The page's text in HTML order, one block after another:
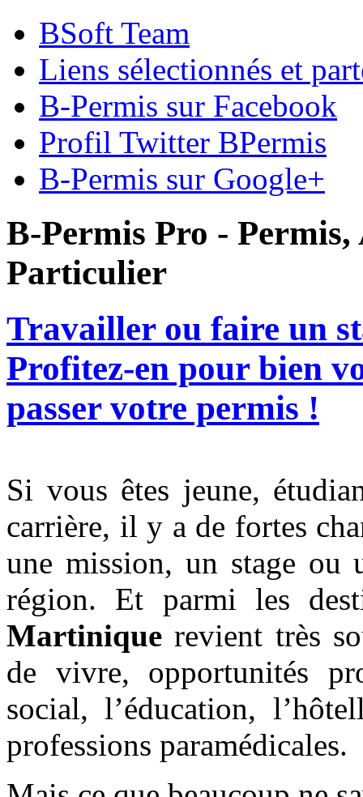
BSoft Team
Liens sélectionnés et
B-Permis sur Facebook
Profil Twitter BPermis
B-Permis sur Google+
B-Permis Pro -
Particulier
Travailler ou faire un
Profitez-en pour bien
passer votre permis !
Si vous êtes jeune,
carrière, il y a de fortes
une mission, un stage ou
région. Et parmi les
Martinique revient très
de vivre, opportunités
social, l’éducation,
professions paramédicales.